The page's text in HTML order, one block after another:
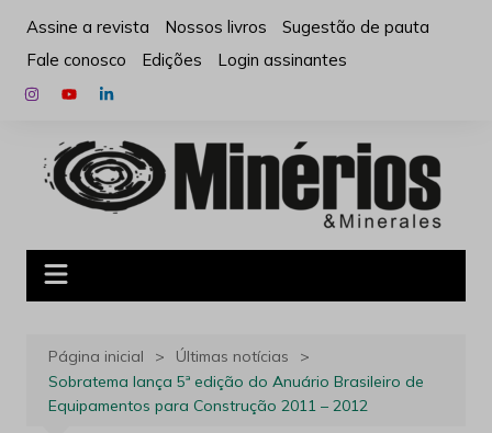
para
conteúdo
Assine a revista Nossos livros
Sugestão de pauta
Fale conosco
Edições Login assinantes
Página inicial
Últimas notícias
Sobratema lança 5ª edição do Anuário Brasileiro de
Equipamentos para Construção 2011 – 2012